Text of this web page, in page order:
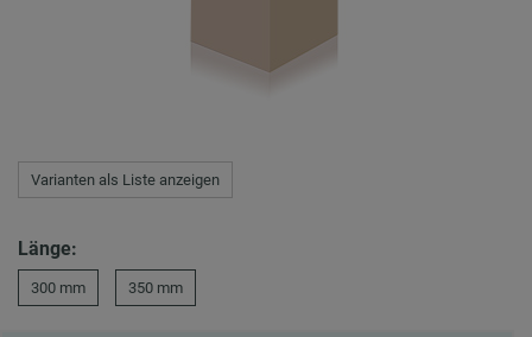
Varianten als Liste anzeigen
Länge:
300 mm 350 mm